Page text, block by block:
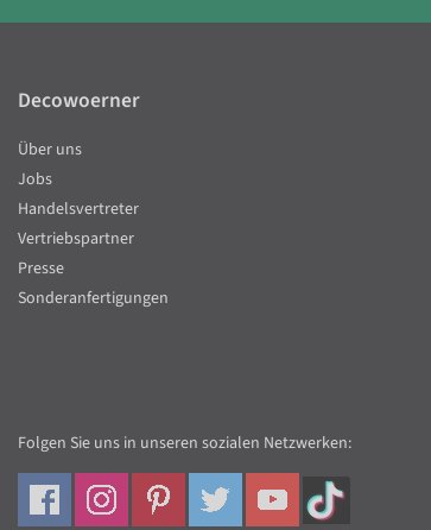
Decowoerner
Über uns
Jobs
Handelsvertreter
Vertriebspartner
Presse
Sonderanfertigungen
Folgen Sie uns in unseren sozialen Netzwerken: